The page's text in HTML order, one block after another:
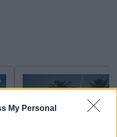
My Personal